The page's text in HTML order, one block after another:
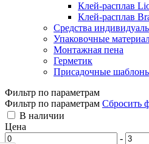
Клей-расплав
Клей-расплав
Средства
Упаковочные
Монтажная пена
Герметик
Присадочные
Фильтр по параметрам
Фильтр по параметрам Сбросить
В наличии
Цена
-